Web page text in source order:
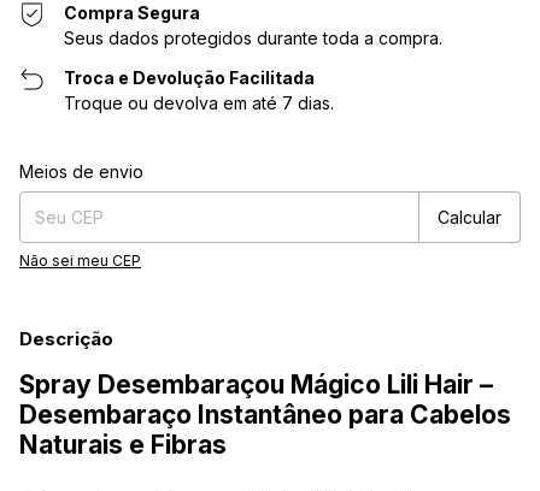
Compra Segura
Seus dados protegidos durante toda a compra.
Troca e Devolução Facilitada
Troque ou devolva em até 7 dias.
Entregas para o CEP:
Meios de envio
Calcular
Não sei meu CEP
Descrição
Spray Desembaraçou Mágico Lili Hair –
Desembaraço Instantâneo para Cabelos
Naturais e Fibras